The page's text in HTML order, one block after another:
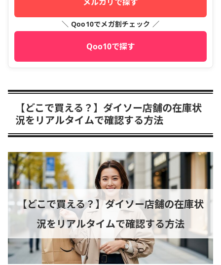
＼ Qoo10でメガ割チェック ／
Qoo10で探す
【どこで買える？】ダイソー店舗の在庫状
況をリアルタイムで確認する方法
【どこで買える？】ダイソー店舗の在庫状
況をリアルタイムで確認する方法